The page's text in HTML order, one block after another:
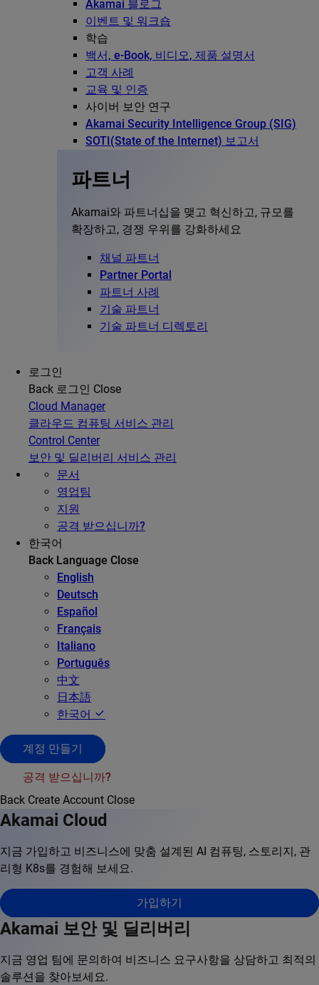
Akamai 블로그
이벤트 및 워크숍
학습
백서, e-Book, 비디오, 제품 설명서
고객 사례
교육 및 인증
사이버 보안 연구
Akamai Security Intelligence Group (SIG)
SOTI(State of the Internet) 보고서
파트너
Akamai와 파트너십을 맺고 혁신하고, 규모를
확장하고, 경쟁 우위를 강화하세요
채널 파트너
Partner Portal
파트너 사례
기술 파트너
기술 파트너 디렉토리
로그인
Back 로그인 Close
Cloud Manager
클라우드 컴퓨팅 서비스 관리
Control Center
보안 및 딜리버리 서비스 관리
문서
영업팀
지원
공격 받으십니까?
한국어
Back Language Close
English
Deutsch
Español
Français
Italiano
Português
中文
日本語
한국어
계정 만들기
공격 받으십니까?
Back Create Account Close
Akamai Cloud
지금 가입하고 비즈니스에 맞춤 설계된 AI 컴퓨팅, 스토리지, 관
리형 K8s를 경험해 보세요.
가입하기
Akamai 보안 및 딜리버리
지금 영업 팀에 문의하여 비즈니스 요구사항을 상담하고 최적의
솔루션을 찾아보세요.